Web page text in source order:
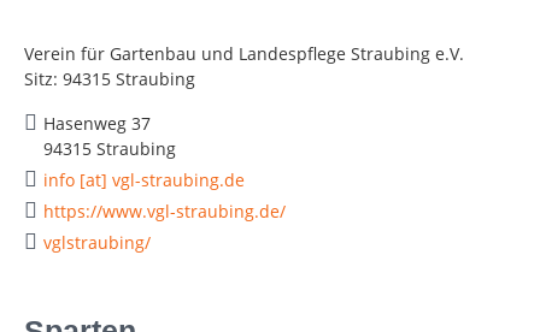
Verein für Gartenbau und Landespflege Straubing e.V.
Sitz: 94315 Straubing
Hasenweg 37
94315 Straubing
info [at] vgl-straubing.de
https://www.vgl-straubing.de/
vglstraubing/